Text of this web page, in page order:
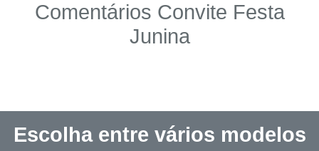
Comentários Convite Festa
Junina
Escolha entre vários modelos